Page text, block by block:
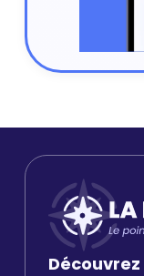
Découvrez